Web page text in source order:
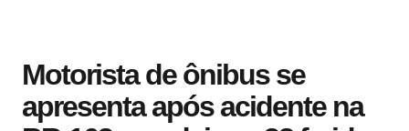
Motorista de ônibus se
apresenta após acidente na